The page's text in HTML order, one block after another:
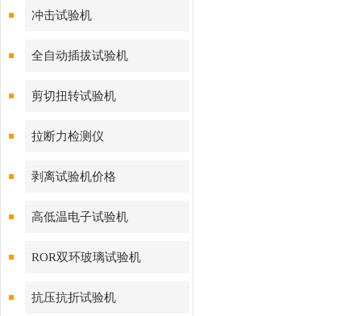
冲击试验机
全自动插拔试验机
剪切扭转试验机
拉断力检测仪
剥离试验机价格
高低温电子试验机
ROR双环玻璃试验机
抗压抗折试验机